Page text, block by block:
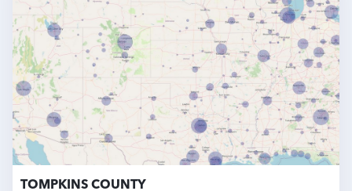
TOMPKINS COUNTY